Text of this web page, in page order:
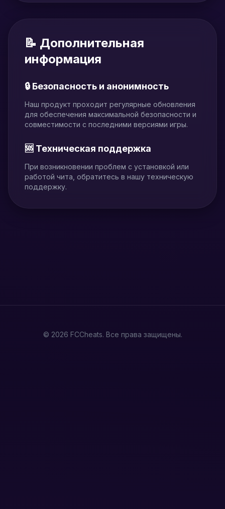
📝 Дополнительная
информация
🔒 Безопасность и анонимность
Наш продукт проходит регулярные обновления
для обеспечения максимальной безопасности и
совместимости с последними версиями игры.
🆘 Техническая поддержка
При возникновении проблем с установкой или
работой чита, обратитесь в нашу техническую
поддержку.
© 2026 FCCheats. Все права защищены.